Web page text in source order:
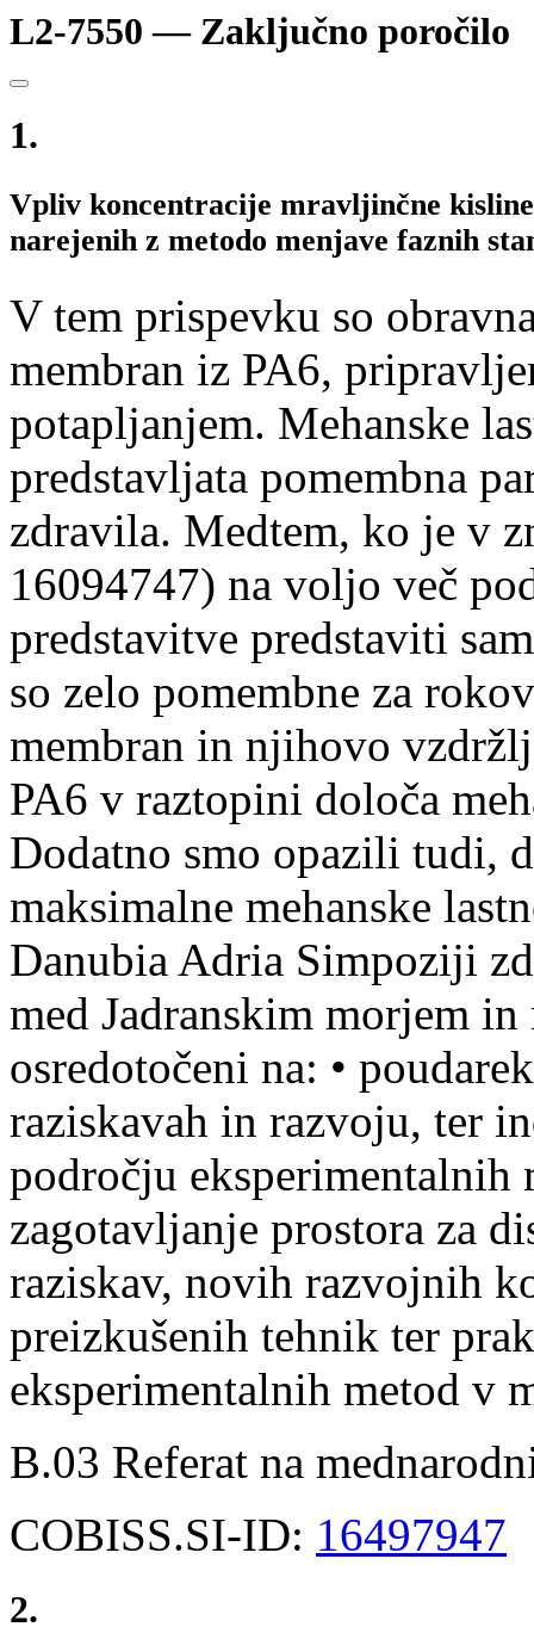
L2-7550 — Zaključno poročilo
1.
Vpliv koncentracije mravljinčne
narejenih z metodo menjave faznih
V tem prispevku so
membran iz PA6,
potapljanjem. Mehanske
predstavljata pomembna
zdravila. Medtem, ko je v
16094747) na voljo več
predstavitve predstaviti
so zelo pomembne za
membran in njihovo
PA6 v raztopini določa
Dodatno smo opazili tudi,
maksimalne mehanske
Danubia Adria Simpoziji
med Jadranskim morjem
osredotočeni na: •
raziskavah in razvoju, ter
področju eksperimentalnih
zagotavljanje prostora za
raziskav, novih razvojnih
preizkušenih tehnik ter
eksperimentalnih metod v
B.03 Referat na
COBISS.SI-ID: 16497947
2.